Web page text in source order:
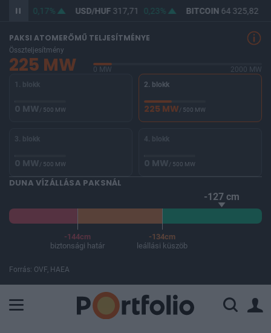
366,04 0,17% USD/HUF317,71 0,23% BITCOIN64 325,82
PAKSI ATOMERŐMŰ TELJESÍTMÉNYE
Összteljesítmény
225 MW 0 MW
2000 MW
1. blokk
0 MW/ 500 MW
2. blokk
225 MW/ 500 MW
3. blokk
0 MW/ 500 MW
4. blokk
0 MW/ 500 MW
DUNA VÍZÁLLÁSA PAKSNÁL
-127 cm
-144cm
biztonsági határ
-134cm
leállási küszöb
Forrás: OVF, HAEA